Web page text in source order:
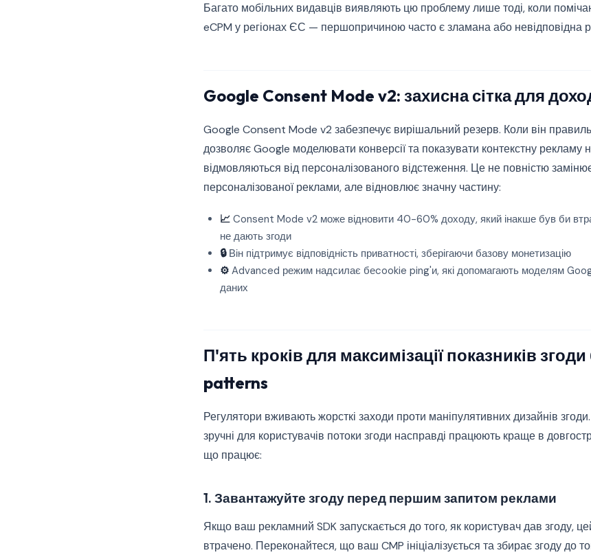
Багато мобільних видавців виявляють цю проблему лише тоді, коли
eCPM у регіонах ЄС — першопричиною часто є зламана або невідповідна
Google Consent Mode v2: захисна сітка для
Google Consent Mode v2 забезпечує вирішальний резерв. Коли він
дозволяє Google моделювати конверсії та показувати контекстну рекламу
відмовляються від персоналізованого відстеження. Це не повністю
персоналізованої реклами, але відновлює значну частину:
📈 Consent Mode v2 може відновити 40-60% доходу, який інакше був би
не дають згоди
🔒Він підтримує відповідність приватності, зберігаючи базову монетизацію
⚙️ Advanced режим надсилає беcookie ping'и, які допомагають моделям
даних
П'ять кроків для максимізації показників
patterns
Регулятори вживають жорсткі заходи проти маніпулятивних дизайнів
зручні для користувачів потоки згоди насправді працюють краще в
що працює:
1. Завантажуйте згоду перед першим запитом реклами
Якщо ваш рекламний SDK запускається до того, як користувач дав згоду,
втрачено. Переконайтеся, що ваш CMP ініціалізується та збирає згоду до